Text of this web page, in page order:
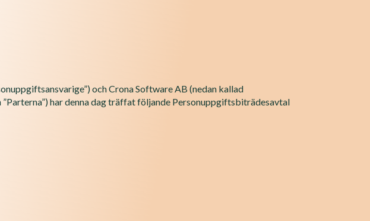
och Crona Software AB (nedan kallad
har denna dag träffat följande Personuppgiftsbiträdesavtal